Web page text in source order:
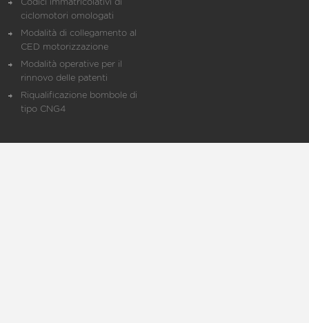
Codici immatricolativi di
ciclomotori omologati
Modalità di collegamento al
CED motorizzazione
Modalità operative per il
rinnovo delle patenti
Riqualificazione bombole di
tipo CNG4